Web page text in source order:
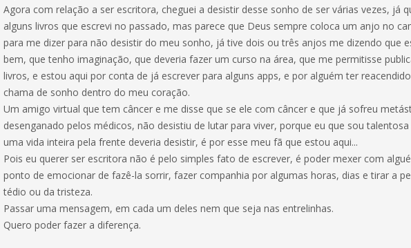
Agora com relação a ser escritora, cheguei a desistir desse sonho de ser várias vezes, já
alguns livros que escrevi no passado, mas parece que Deus sempre coloca um anjo no
para me dizer para não desistir do meu sonho, já tive dois ou três anjos me dizendo que
bem, que tenho imaginação, que deveria fazer um curso na área, que me permitisse
livros, e estou aqui por conta de já escrever para alguns apps, e por alguém ter
chama de sonho dentro do meu coração.
Um amigo virtual que tem câncer e me disse que se ele com câncer e que já sofreu
desenganado pelos médicos, não desistiu de lutar para viver, porque eu que sou
uma vida inteira pela frente deveria desistir, é por esse meu fã que estou aqui...
Pois eu querer ser escritora não é pelo simples fato de escrever, é poder mexer com
ponto de emocionar de fazê-la sorrir, fazer companhia por algumas horas, dias e tirar a
tédio ou da tristeza.
Passar uma mensagem, em cada um deles nem que seja nas entrelinhas.
Quero poder fazer a diferença.